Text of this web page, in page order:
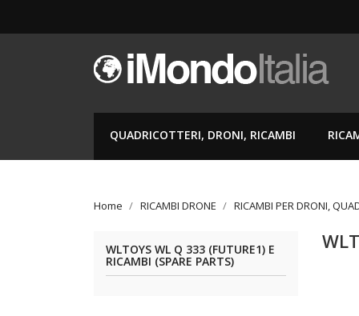
QUADRICOTTERI, DRONI, RICAMBI
Home RICAMBI DRONE RICAMBI PER DRONI,
WLTOYS WL Q 333 (FUTURE1) E
RICAMBI (SPARE PARTS)